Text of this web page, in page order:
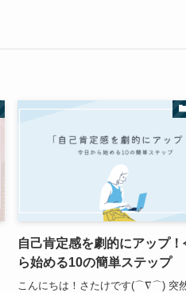
自己肯定感を劇的にアップ
ら始める10の簡単ステップ
こんにちは！さたけです(⌒∇⌒) 突然